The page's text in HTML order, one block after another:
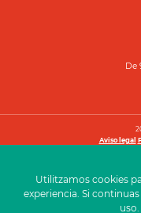
Utilitzamos cookies
experiencia. Si
De
Aviso legal